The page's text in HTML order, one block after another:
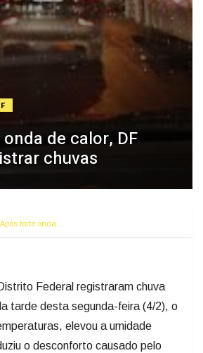
de calor, DF
chuvas
Após forte onda…
Federal registraram chuva
tarde desta segunda-feira (4/2), o
elevou a umidade
o desconforto causado pelo